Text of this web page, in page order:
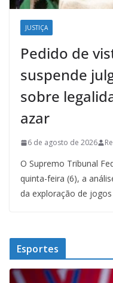
JUSTIÇA
Pedido de
suspende
sobre
azar
6 de agosto de 2026
O Supremo Tribunal
quinta-feira (6), a
da exploração de jogos
Esportes